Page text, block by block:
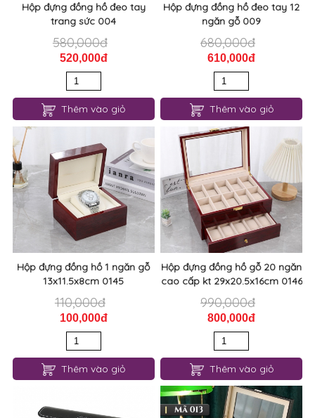
Hộp đựng đồng hồ đeo tay
trang sức 004
580,000đ
520,000đ
Thêm vào giỏ
Hộp đựng đồng hồ đeo tay 12
ngăn gỗ 009
680,000đ
610,000đ
Thêm vào giỏ
Hộp đựng đồng hồ 1 ngăn gỗ
13x11.5x8cm 0145
110,000đ
100,000đ
Thêm vào giỏ
Hộp đựng đồng hồ gỗ 20 ngăn
cao cấp kt 29x20.5x16cm 0146
990,000đ
800,000đ
Thêm vào giỏ